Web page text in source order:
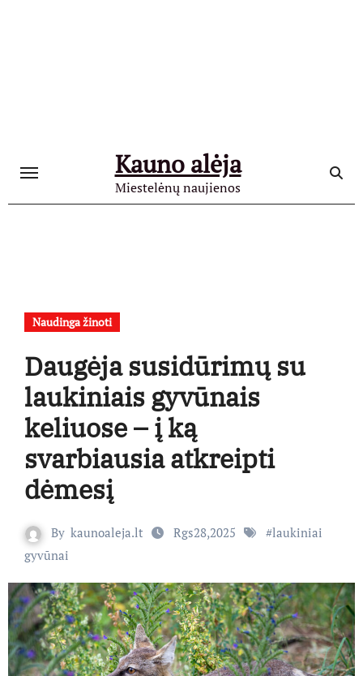
Kauno alėja
Miestelėnų naujienos
Naudinga žinoti
Daugėja susidūrimų su
laukiniais gyvūnais
keliuose – į ką
svarbiausia atkreipti
dėmesį
By kaunoaleja.lt Rgs28,2025 #laukiniai
gyvūnai